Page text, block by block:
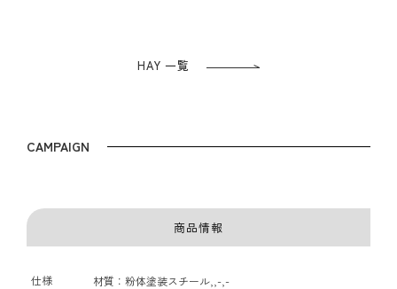
HAY 一覧
CAMPAIGN
商品情報
仕様 材質：粉体塗装スチール,,-,-